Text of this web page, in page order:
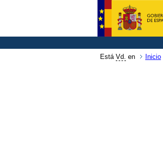
Está Vd. en Inicio